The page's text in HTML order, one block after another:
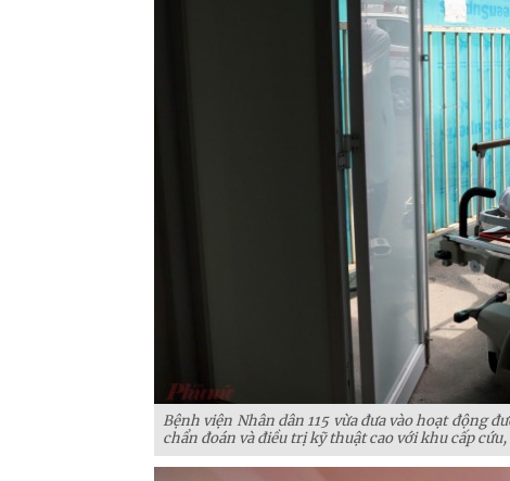
Bệnh viện Nhân dân 115 vừa đưa vào hoạt động
chẩn đoán và điều trị kỹ thuật cao với khu cấp